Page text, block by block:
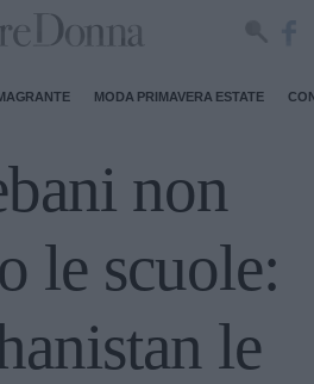
MODA PRIMAVERA ESTATE
non
le scuole:
le